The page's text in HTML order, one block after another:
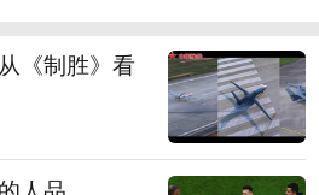
《制胜》看